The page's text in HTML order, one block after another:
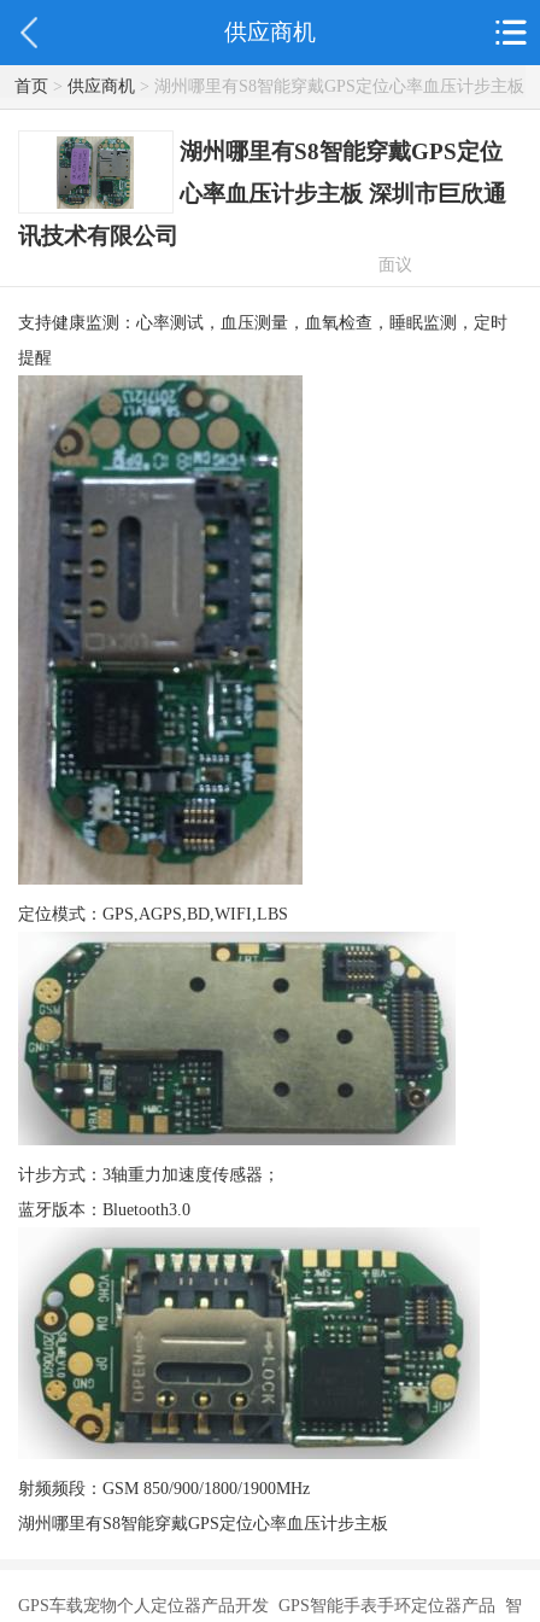
供应商机
首页> 供应商机> 湖州哪里有S8智能穿戴GPS定位心率血压计步主板
深圳市巨欣通讯技术有限公司
湖州哪里有S8智能穿戴GPS定位
心率血压计步主板 深圳市巨欣通
讯技术有限公司
面议
支持健康监测：心率测试，血压测量，血氧检查，睡眠监测，定时
提醒
定位模式：GPS,AGPS,BD,WIFI,LBS
计步方式：3轴重力加速度传感器；
蓝牙版本：Bluetooth3.0
射频频段：GSM 850/900/1800/1900MHz
湖州哪里有S8智能穿戴GPS定位心率血压计步主板
GPS车载宠物个人定位器产品开发 GPS智能手表手环定位器产品 智